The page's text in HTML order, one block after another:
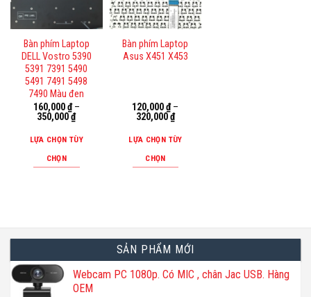
sản
phẩm
Bàn phím Laptop
DELL Vostro 5390
5391 7391 5490
5491 7491 5498
7490 Màu đen
160,000₫–
350,000₫
LỰA CHỌN TÙY
CHỌN
nhiều
thể.
Bàn phím Laptop
Asus X451 X453
120,000₫–
320,000₫
LỰA CHỌN TÙY
CHỌN
nhiều
biến
thể.
SẢN PHẨM MỚI
Webcam PC 1080p. Có MIC , chân Jac USB. Hàng
OEM